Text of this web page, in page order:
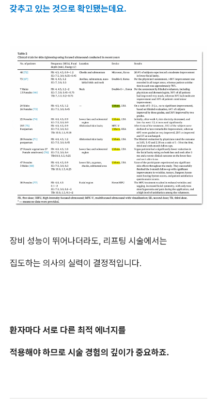
갖추고 있는 것으로 확인됐는데요.
장비 성능이 뛰어나더라도, 리프팅 시술에서는
집도하는 의사의 실력이 결정적입니다.
환자마다 서로 다른 최적 에너지를
적용해야 하므로 시술 경험의 깊이가 중요하죠.